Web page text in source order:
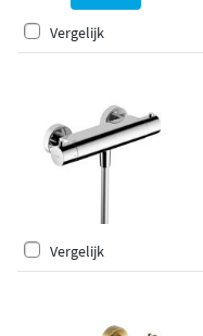
Vergelijk
Vergelijk